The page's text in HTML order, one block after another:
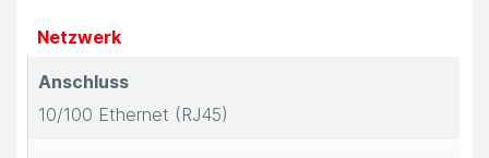
Netzwerk
Anschluss
10/100 Ethernet (RJ45)